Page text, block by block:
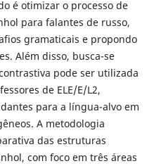
é otimizar o processo de
para falantes de russo,
gramaticais e propondo
Além disso, busca-se
pode ser utilizada
de ELE/E/L2,
para a língua-alvo em
A metodologia
das estruturas
com foco em três áreas